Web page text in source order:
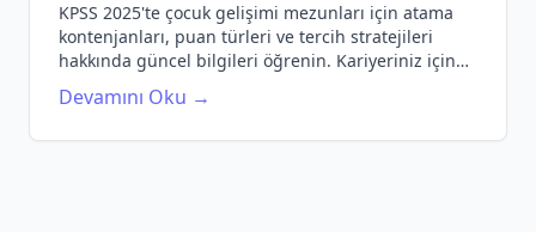
KPSS 2025'te çocuk gelişimi mezunları için atama
kontenjanları, puan türleri ve tercih stratejileri
hakkında güncel bilgileri öğrenin. Kariyeriniz için
doğru adımları atın!
Devamını Oku →